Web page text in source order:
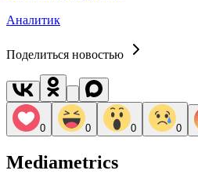
Аналитик
Поделиться новостью
0 0 0 0
Mediametrics